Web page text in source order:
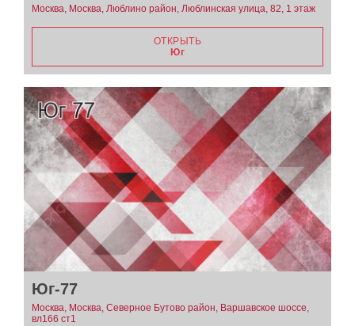
Москва, Москва, Люблино район, Люблинская улица, 82, 1 этаж
ОТКРЫТЬ
Юг
Юг-77
Москва, Москва, Северное Бутово район, Варшавское шоссе,
вл166 ст1